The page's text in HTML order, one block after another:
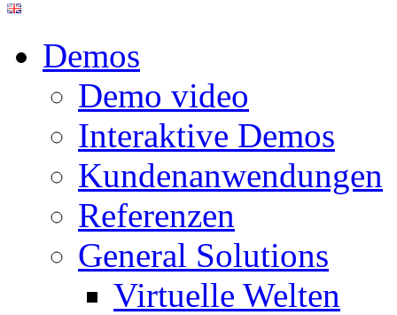
Demos
Demo video
Interaktive Demos
Kundenanwendungen
Referenzen
General Solutions
Virtuelle Welten